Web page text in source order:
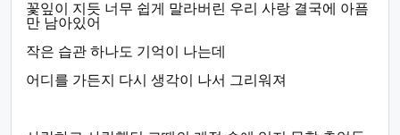
꽃잎이 지듯 너무 쉽게 말라버린 우리 사랑 결국에 아픔
만 남아있어
작은 습관 하나도 기억이 나는데
어디를 가든지 다시 생각이 나서 그리워져